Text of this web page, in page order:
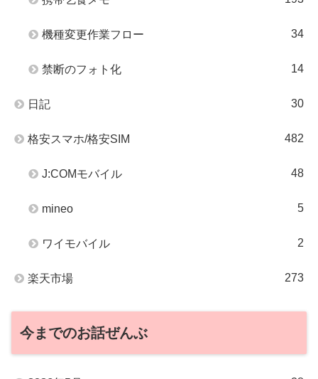
機種変更作業フロー 34
禁断のフォト化 14
日記 30
格安スマホ/格安SIM 482
J:COMモバイル 48
mineo 5
ワイモバイル 2
楽天市場 273
今までのお話ぜんぶ